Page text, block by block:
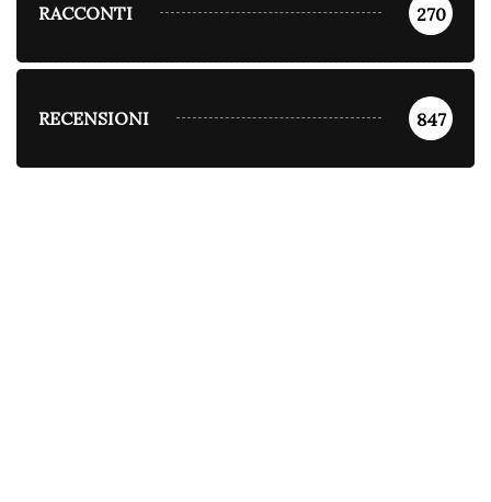
RACCONTI 270
RECENSIONI 847